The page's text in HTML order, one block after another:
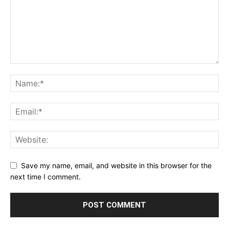
Save my name, email, and website in this browser for the
next time I comment.